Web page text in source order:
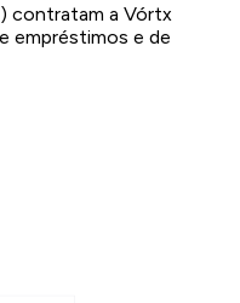
contratam a Vórtx
empréstimos e de